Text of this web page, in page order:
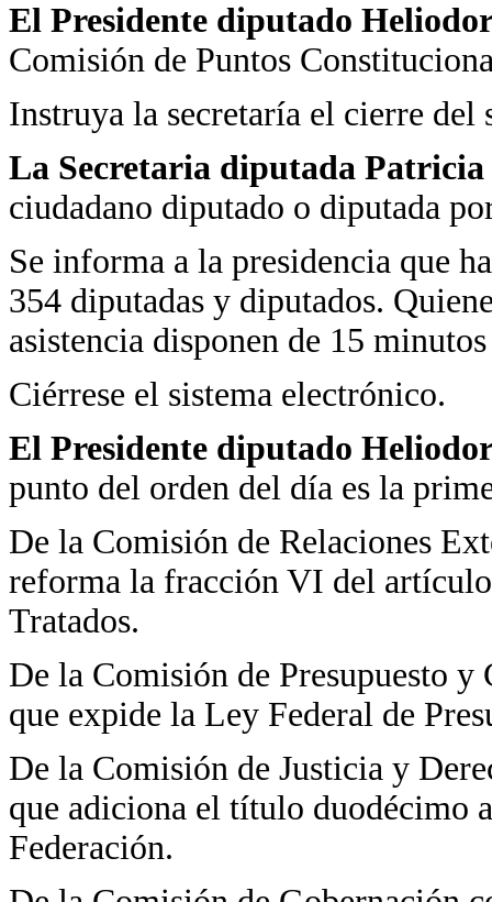
El Presidente diputado
Comisión de Puntos
Instruya la secretaría el cierre del
La Secretaria diputada
ciudadano diputado o diputada
Se informa a la presidencia que
354 diputadas y diputados.
asistencia disponen de 15
Ciérrese el sistema electrónico.
El Presidente diputado
punto del orden del día es la
De la Comisión de Relaciones
reforma la fracción VI del
Tratados.
De la Comisión de Presupuesto
que expide la Ley Federal de
De la Comisión de Justicia y
que adiciona el título duodécimo
Federación.